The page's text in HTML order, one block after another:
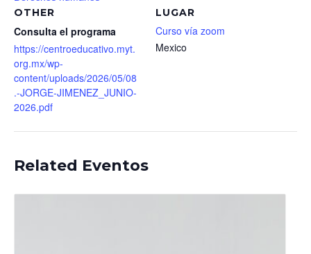
LUGAR
Curso vía zoom
Mexico
OTHER
Consulta el programa
https://centroeducativo.myt.
org.mx/wp-
content/uploads/2026/05/08
.-JORGE-JIMENEZ_JUNIO-
2026.pdf
Related Eventos